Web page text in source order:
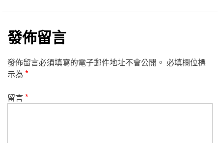
發佈留言
發佈留言必須填寫的電子郵件地址不會公開。 必填欄位標
示為 *
留言*